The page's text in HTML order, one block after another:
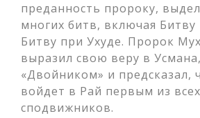
преданность пророку,
многих битв, включая
Битву при Ухуде. Пророк
выразил свою веру в
«Двойником» и предсказал,
войдет в Рай первым из
сподвижников.